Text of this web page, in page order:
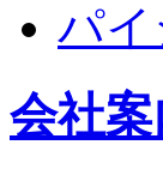
パイ
会社案